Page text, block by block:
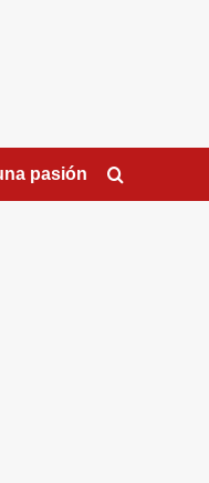
pasión